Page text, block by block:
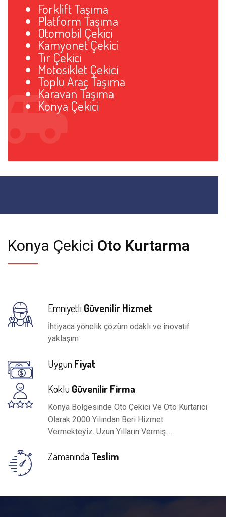
Forklift Taşıma
Platform Taşıma
Otomobil Çekici
Kamyonet Çekici
Tır Çekici
Motosiklet Çekici
Toplu Araç Taşıma
Karavan Taşıma
Konya Çekici
Konya Çekici Oto Kurtarma
Emniyetli Güvenilir Hizmet
İhtiyaca yönelik çözüm odaklı ve inovatif
yaklaşım
Uygun Fiyat
Köklü Güvenilir Firma
Konya Bölgesinde Oto Çekici Ve Oto Kurtarıcı
Olarak 2000 Yılından Beri Hizmet
Vermekteyiz. Uzun Yılların Vermiş...
Zamanında Teslim